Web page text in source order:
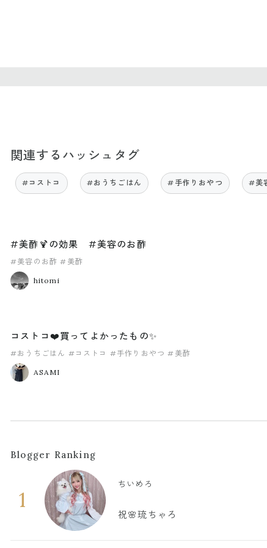
関連するハッシュタグ
#コストコ #おうちごはん #手作りおやつ #美
#美酢🍹の効果 #美容のお酢
#美容のお酢 #美酢
hitomi
コストコ❤️買ってよかったもの✨
#おうちごはん #コストコ #手作りおやつ #美酢
ASAMI
Blogger Ranking
1
ちいめろ
祝🌸琉ちゃろ